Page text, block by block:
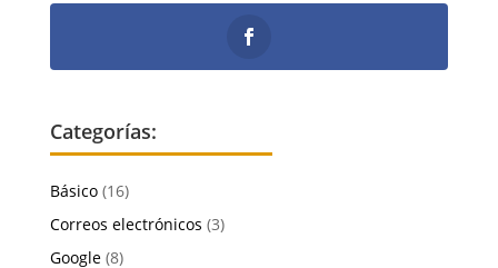
Categorías:
Básico(16)
Correos electrónicos (3)
Google(8)